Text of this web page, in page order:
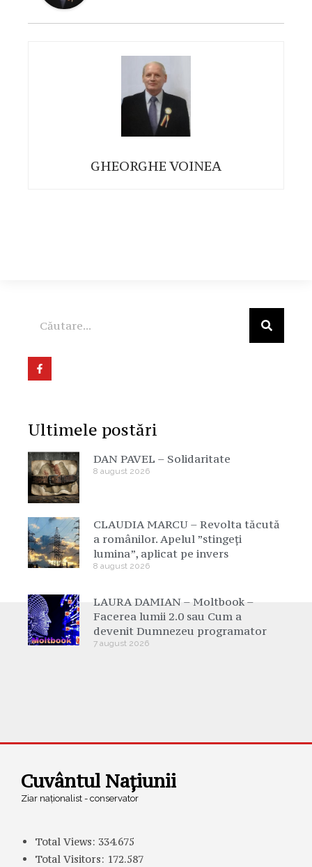
GHEORGHE VOINEA
Ultimele postări
DAN PAVEL – Solidaritate
8 august 2026
CLAUDIA MARCU – Revolta tăcută
a românilor. Apelul ”stingeți
lumina”, aplicat pe invers
8 august 2026
LAURA DAMIAN – Moltbook –
Facerea lumii 2.0 sau Cum a
devenit Dumnezeu programator
7 august 2026
Cuvântul Națiunii
Ziar naționalist - conservator
Total Views: 334.675
Total Visitors: 172.587